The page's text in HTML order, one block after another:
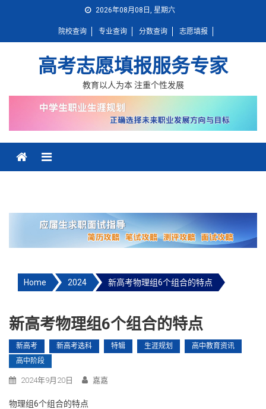
2026年08月08日, 星期六
院校查询 专业查询 分数查询 志愿填报
高考志愿填报服务专家
教育以人为本 注重个性发展
Home 2024 新高考物理组6个组合的特点
新高考物理组6个组合的特点
新高考 新高考选科 特辑 生涯规划
高中教育资讯
高中阶段
2024年9月20日 嘉嘉
物理组6个组合的特点